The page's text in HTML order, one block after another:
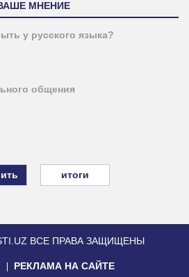
МНЕНИЕ
у русского языка?
общения
итоги
ВСЕ ПРАВА ЗАЩИЩЕНЫ
РЕКЛАМА НА САЙТЕ